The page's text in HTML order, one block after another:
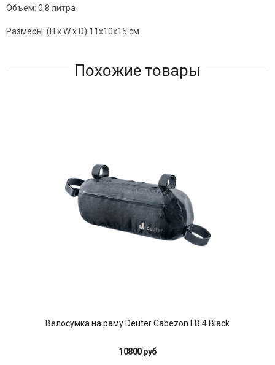
Объем: 0,8 литра
Размеры: (H x W x D) 11x10x15 см
Похожие товары
Велосумка на раму Deuter Cabezon FB 4 Black
10800 руб